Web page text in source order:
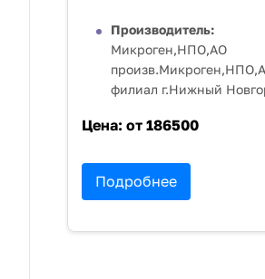
Производитель:
Микроген,НПО,АО
филиал г.Нижный
Цена: от 186500
Подробнее